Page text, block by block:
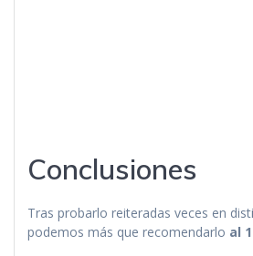
Conclusiones
Tras probarlo reiteradas veces en
podemos más que recomendarlo al